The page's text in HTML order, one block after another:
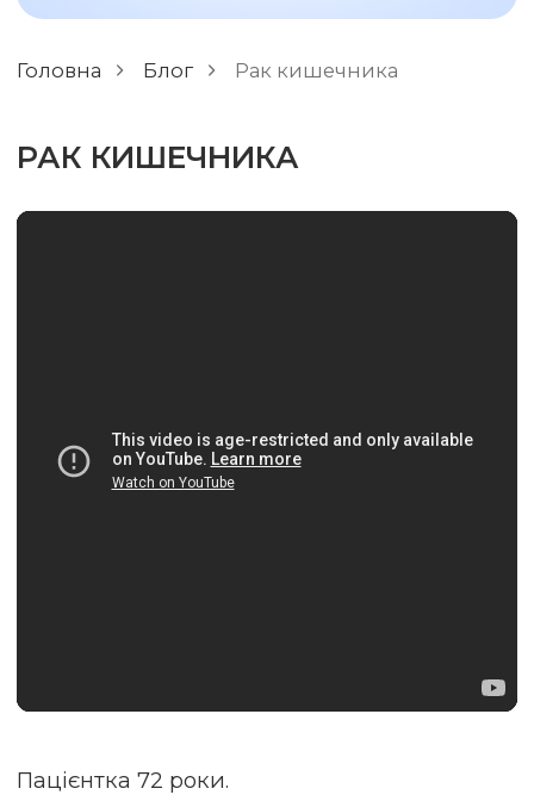
Головна Блог Рак кишечника
РАК КИШЕЧНИКА
Пацієнтка 72 роки.